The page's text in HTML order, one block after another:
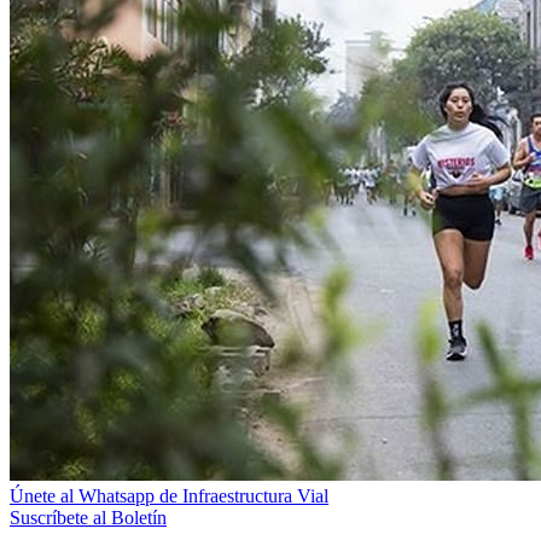
Únete al Whatsapp de Infraestructura Vial
Suscríbete al Boletín